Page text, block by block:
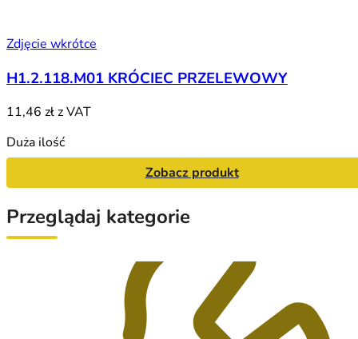
Zdjęcie wkrótce
H1.2.118.M01 KRÓCIEC PRZELEWOWY
11,46 złz VAT
Duża ilość
Zobacz produkt
Przeglądaj kategorie